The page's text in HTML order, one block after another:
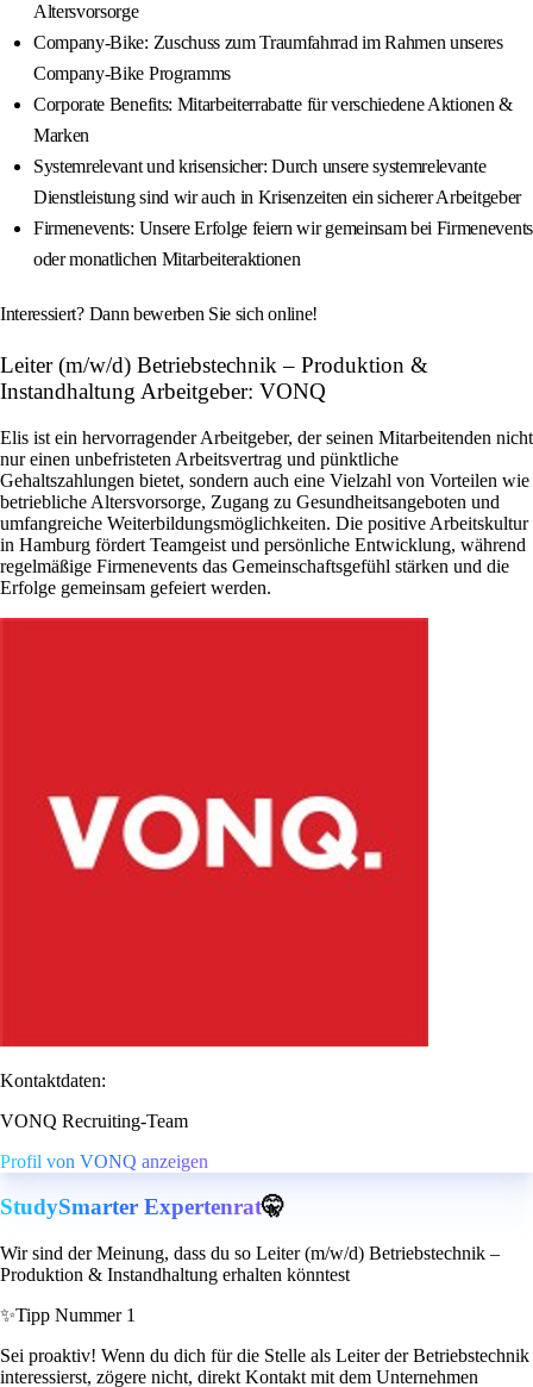
Altersvorsorge
Company-Bike: Zuschuss zum Traumfahrrad im Rahmen unseres
Company-Bike Programms
Corporate Benefits: Mitarbeiterrabatte für verschiedene Aktionen &
Marken
Systemrelevant und krisensicher: Durch unsere systemrelevante
Dienstleistung sind wir auch in Krisenzeiten ein sicherer Arbeitgeber
Firmenevents: Unsere Erfolge feiern wir gemeinsam bei Firmenevents
oder monatlichen Mitarbeiteraktionen
Interessiert? Dann bewerben Sie sich online!
Leiter (m/w/d) Betriebstechnik – Produktion &
Instandhaltung Arbeitgeber: VONQ
Elis ist ein hervorragender Arbeitgeber, der seinen Mitarbeitenden nicht
nur einen unbefristeten Arbeitsvertrag und pünktliche
Gehaltszahlungen bietet, sondern auch eine Vielzahl von Vorteilen wie
betriebliche Altersvorsorge, Zugang zu Gesundheitsangeboten und
umfangreiche Weiterbildungsmöglichkeiten. Die positive Arbeitskultur
in Hamburg fördert Teamgeist und persönliche Entwicklung, während
regelmäßige Firmenevents das Gemeinschaftsgefühl stärken und die
Erfolge gemeinsam gefeiert werden.
Kontaktdaten:
VONQ Recruiting-Team
Profil von VONQ anzeigen
StudySmarter Expertenrat🤫
Wir sind der Meinung, dass du so Leiter (m/w/d) Betriebstechnik –
Produktion & Instandhaltung erhalten könntest
✨Tipp Nummer 1
Sei proaktiv! Wenn du dich für die Stelle als Leiter der Betriebstechnik
interessierst, zögere nicht, direkt Kontakt mit dem Unternehmen